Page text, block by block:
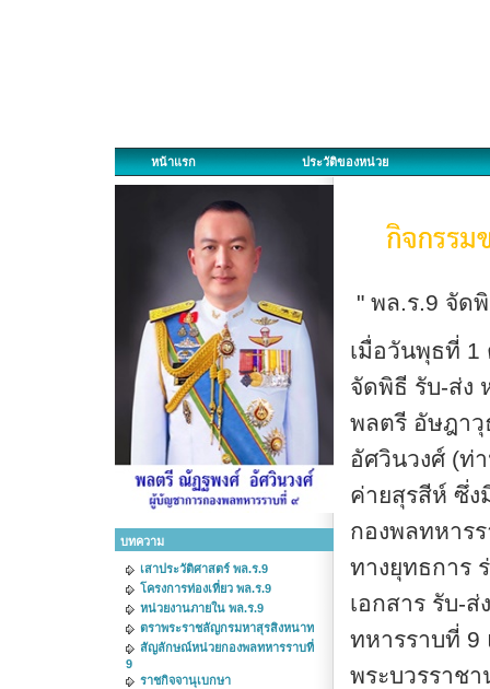
หน้าแรก ประวัติของหน่วย
บทความ
เสาประวัติศาสตร์ พล.ร.9
โครงการท่องเที่ยว พล.ร.9
หน่วยงานภายใน พล.ร.9
ตราพระราชลัญกรมหาสุรสิงหนาท
สัญลักษณ์หน่วยกองพลทหารราบที่
9
ราชกิจจานุเบกษา
" พล.ร.9 จัด
เมื่อวันพุธที่ 1
จัดพิธี รับ-ส่ง
พลตรี อัษฎา
อัศวินวงศ์ (ท่
ค่ายสุรสีห์ ซึ่
กองพลทหาร
ทางยุทธการ
เอกสาร รับ-
ทหารราบที่
พระบวรราชา